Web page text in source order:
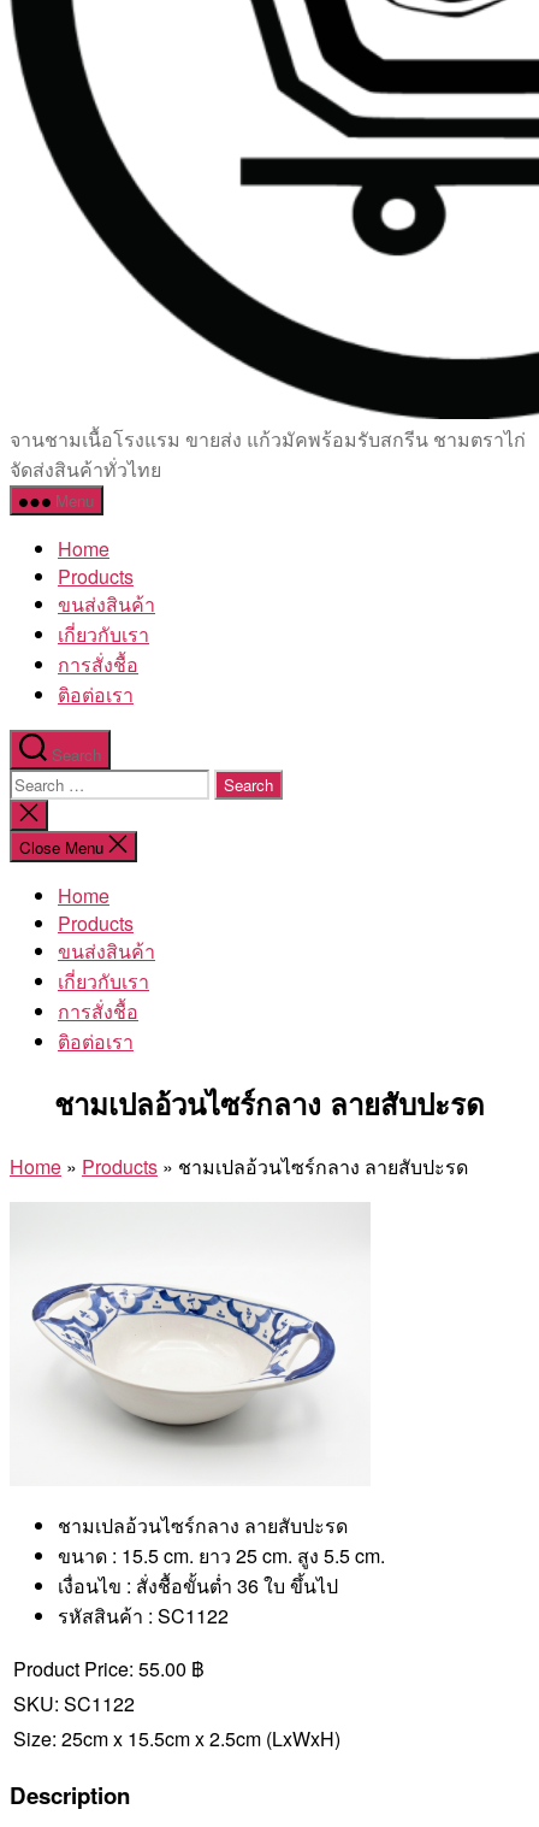
เซรามิค
ครบ
ครัน
โรงงาน
จานชามเนื้อโรงแรม ขายส่ง แก้วมัคพร้อมรับสกรีน ชามตราไก่
จัดส่งสินค้าทั่วไทย
Menu
Home
Products
ขนส่งสินค้า
เกี่ยวกับเรา
การสั่งชื้อ
ติอต่อเรา
Search
Search
for:
Close
search
Close Menu
Home
Products
ขนส่งสินค้า
เกี่ยวกับเรา
การสั่งชื้อ
ติอต่อเรา
ชามเปลอ้วนไซร์กลาง ลายสับปะรด
Home » Products » ชามเปลอ้วนไซร์กลาง ลายสับปะรด
ชามเปลอ้วนไซร์กลาง ลายสับปะรด
ขนาด : 15.5 cm. ยาว 25 cm. สูง 5.5 cm.
เงื่อนไข : สั่งชื้อขั้นต่ำ 36 ใบ ขึ้นไป
รหัสสินค้า : SC1122
Product Price: 55.00 ฿
SKU: SC1122
Size: 25cm x 15.5cm x 2.5cm (LxWxH)
Description